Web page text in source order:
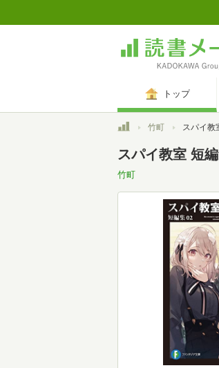
トップ
トップ竹町 スパイ教室 短編
スパイ教室 短
竹町